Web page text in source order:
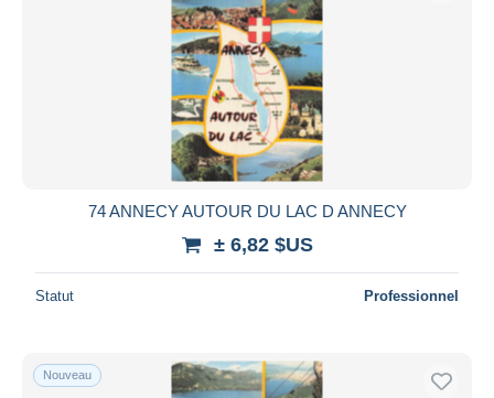
74 ANNECY AUTOUR DU LAC D ANNECY
± 6,82 $US
Statut Professionnel
Nouveau